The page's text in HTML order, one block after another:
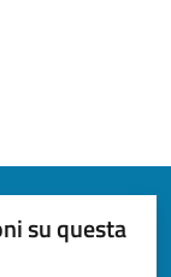
su questa